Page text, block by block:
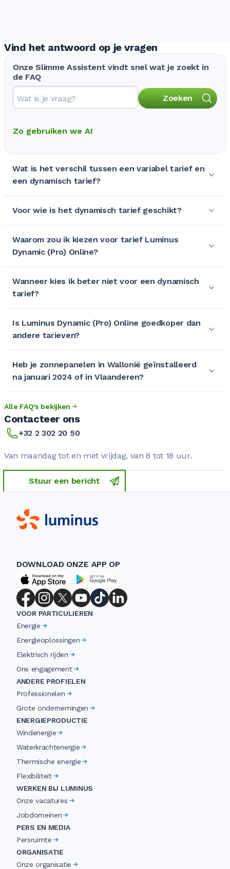
Vind het antwoord op je vragen
Onze Slimme Assistent vindt snel wat je zoekt in
de FAQ
Zoeken
Zo gebruiken we AI
Wat is het verschil tussen een variabel tarief en
een dynamisch tarief?
Voor wie is het dynamisch tarief geschikt?
Waarom zou ik kiezen voor tarief Luminus
Dynamic (Pro) Online?
Wanneer kies ik beter niet voor een dynamisch
tarief?
Is Luminus Dynamic (Pro) Online goedkoper dan
andere tarieven?
Heb je zonnepanelen in Wallonië geïnstalleerd
na januari 2024 of in Vlaanderen?
Alle FAQ’s bekijken
Contacteer ons
+32 2 302 20 50
Van maandag tot en met vrijdag, van 8 tot 18 uur.
Stuur een bericht
DOWNLOAD ONZE APP OP
VOOR PARTICULIEREN
Energie
Energieoplossingen
Elektrisch rijden
Ons engagement
ANDERE PROFIELEN
Professionelen
Grote ondernemingen
ENERGIEPRODUCTIE
Windenergie
Waterkrachtenergie
Thermische energie
Flexibiliteit
WERKEN BIJ LUMINUS
Onze vacatures
Jobdomeinen
PERS EN MEDIA
Persruimte
ORGANISATIE
Onze organisatie